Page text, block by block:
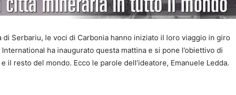
di Serbariu, le voci di Carbonia hanno iniziato il loro viaggio in giro
ha inaugurato questa mattina e si pone l’obiettivo di
il resto del mondo. Ecco le parole dell’ideatore, Emanuele Ledda.